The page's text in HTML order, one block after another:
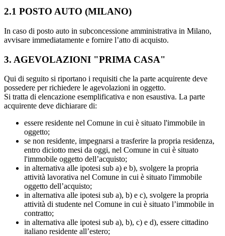
2.1 POSTO AUTO (MILANO)
In caso di posto auto in subconcessione amministrativa in Milano,
avvisare immediatamente e fornire l’atto di acquisto.
3. AGEVOLAZIONI "PRIMA CASA"
Qui di seguito si riportano i requisiti che la parte acquirente deve
possedere per richiedere le agevolazioni in oggetto.
Si tratta di elencazione esemplificativa e non esaustiva. La parte
acquirente deve dichiarare di:
essere residente nel Comune in cui è situato l'immobile in
oggetto;
se non residente, impegnarsi a trasferire la propria residenza,
entro diciotto mesi da oggi, nel Comune in cui è situato
l'immobile oggetto dell’acquisto;
in alternativa alle ipotesi sub a) e b), svolgere la propria
attività lavorativa nel Comune in cui è situato l'immobile
oggetto dell’acquisto;
in alternativa alle ipotesi sub a), b) e c), svolgere la propria
attività di studente nel Comune in cui è situato l’immobile in
contratto;
in alternativa alle ipotesi sub a), b), c) e d), essere cittadino
italiano residente all’estero;